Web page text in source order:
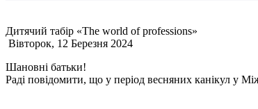
Дитячий табір «Тhe world of professions»
Вівторок, 12 Березня 2024
Шановні батьки!
Раді повідомити, що у період весняних канікул у